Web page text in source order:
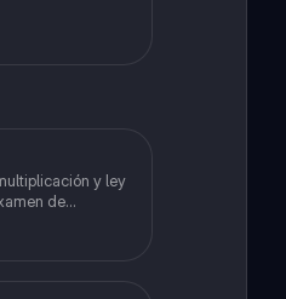
y ley
de